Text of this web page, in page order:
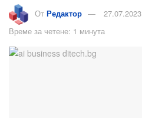
От Редактор
27.07.2023
Време за четене: 1 минута